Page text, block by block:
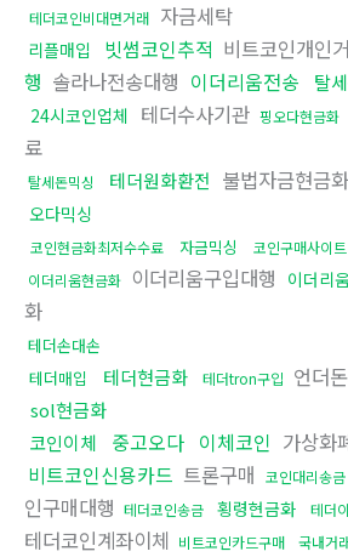
테더코인비대면거래 자금세탁
리플매입 빗썸코인추적 비트코인개인
행 솔라나전송대행 이더리움전송 탈
24시코인업체 테더수사기관 핑오다현금화
료
탈세돈믹싱 테더원화환전 불법자금현금화
오다믹싱
코인현금화최저수수료 자금믹싱
코인구매사이트
이더리움현금화 이더리움구입대행 이더리
화
테더손대손
테더매입
테더현금화 테더tron구입 언더
sol현금화
코인이체
중고오다 이체코인 가상화
비트코인신용카드 트론구매 코인대리송금
인구매대행 테더코인송금 횡령현금화 테더
테더코인계좌이체 비트코인카드구매 국내거